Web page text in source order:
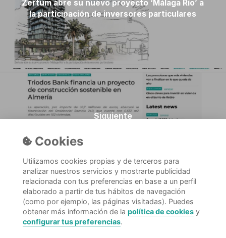
Zertum abre su nuevo proyecto ‘Málaga Río’ a
la participación de inversores particulares
Siguiente
construcción sostenible en Almería
Cookies
Utilizamos cookies propias y de terceros para
analizar nuestros servicios y mostrarte publicidad
relacionada con tus preferencias en base a un perfil
elaborado a partir de tus hábitos de navegación
(como por ejemplo, las páginas visitadas). Puedes
obtener más información de la política de cookiesy
configurar tus preferencias.